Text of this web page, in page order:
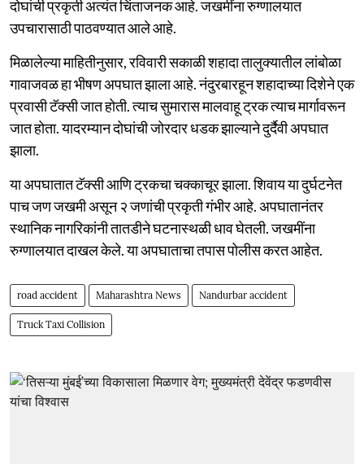
दोघांची प्रकृती अत्यंत चिंताजनक आहे. जखमींना रुग्णालयात
उपचारासाठी पाठवण्यात आले आहे.
मिळालेल्या माहितीनुसार, रविवारी सकाळी शहादा तालुक्यातील लांबोळा
गावाजवळ हा भीषण अपघात झाला आहे. नंदुरबारहून शहादाच्या दिशेने एक
प्रवासी टॅक्सी जात होती. त्याच सुमारास मालवाहू ट्रक त्याच मार्गावरून
जात होता. यादरम्यान दोघांची जोरदार धडक झाल्याने दुर्दैवी अपघात
झाला.
या अपघातात टॅक्सी आणि ट्रकचा चक्काचूर झाला. शिवाय या दुर्घटनेत
पाच जण जखमी असून २ जणांची प्रकृती गंभीर आहे. अपघातानंतर
स्थानिक नागरिकांनी तातडीने घटनास्थळी धाव घेतली. जखमींना
रुग्णालयात दाखल केले. या अपघाताचा तपास पोलीस करत आहेत.
road accident Maharashtra News Nandurbar accident
Truck Taxi Collision